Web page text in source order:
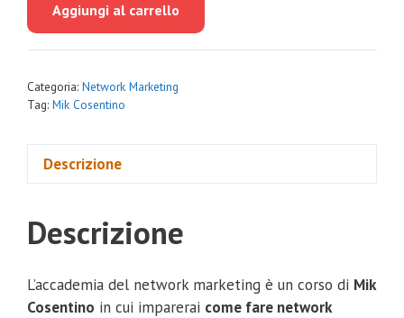
era:
è:
Aggiungi al carrello
Categoria: Network Marketing
Tag: Mik Cosentino
Descrizione
Descrizione
L’accademia del network marketing è un corso di Mik
Cosentino in cui imparerai come fare network